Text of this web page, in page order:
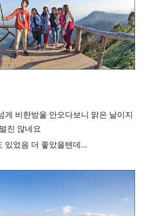
게 비한방울 안오다보니 맑은 날이지
진 않네요
있었음 더 좋았을텐데...